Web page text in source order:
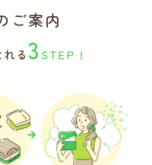
ご案内
る 3 STEP !